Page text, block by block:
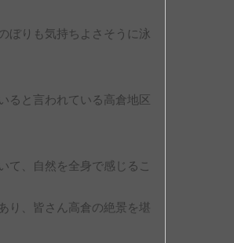
ぼりも気持ちよさそうに泳
ると言われている高倉地区
て、自然を全身で感じるこ
り、皆さん高倉の絶景を堪